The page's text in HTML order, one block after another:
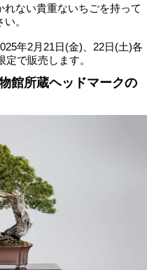
ない貴重ないちごを持って
。
年2月21日(金)、22日(土)各
で販売します。
館所蔵ヘッドマークの